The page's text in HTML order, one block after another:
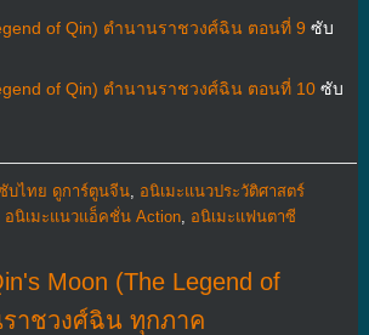
of Qin) ตำนานราชวงศ์ฉิน ตอนที่ 9 ซับ
of Qin) ตำนานราชวงศ์ฉิน ตอนที่ 10ซับ
บไทย ดูการ์ตูนจีน, อนิเมะแนวประวัติศาสตร์
อนิเมะแนวแอ็คชั่น Action, อนิเมะแฟนตาซี
Moon (The Legend of
าชวงศ์ฉิน ทุกภาค